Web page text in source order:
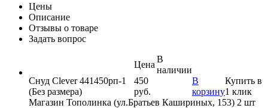
Цены
Описание
Отзывы о товаре
Задать вопрос
Цена
В
наличии
Снуд Clever 441450рп-1
(Без размера)
450
руб.
В
корзину
Купить в
1 клик
Магазин Тополинка (ул.Братьев Кашириных, 153) 2 шт